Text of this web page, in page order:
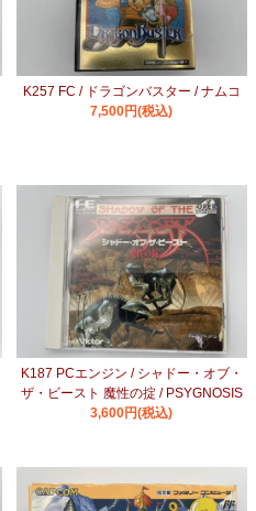
K257 FC / ドラゴンバスター / ナムコ
7,500円(税込)
K187 PCエンジン / シャドー・オブ・
ザ・ビースト 魔性の掟 / PSYGNOSIS
3,600円(税込)